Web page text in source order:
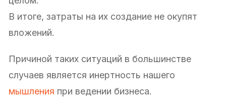
В итоге, затраты на их создание не окупят
вложений.
Причиной таких ситуаций в большинстве
случаев является инертность нашего
мышления при ведении бизнеса.